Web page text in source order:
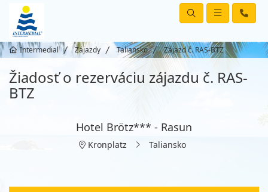
Intermedial Zájazdy Taliansko Zájazd č. RAS-BTZ
Žiadosť o rezerváciu zájazdu č. RAS-
BTZ
Hotel Brötz*** - Rasun
Kronplatz Taliansko